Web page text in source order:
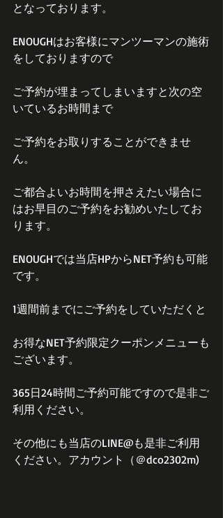
となっております。
ENOUGHはお客様にマンツーマンの施術
をしておりますので
ご予約が埋まってしまいますと次の空
いているお時間まで
ご予約をお取りすることができませ
ん。
ご都合よいお時間を押さえたい場合に
はお早目のご予約をお勧めいたしてお
ります。
ENOUGHでは当店HPからNET予約も可能
です。
1週間前までにご予約をしていただくと
お得なNET予約限定クーポンメニューも
ございます。
365日24時間ご予約可能ですので是非ご
利用ください。
その他にも当店のLINE@も是非ご利用
ください。アカウント（＠dco2302m)